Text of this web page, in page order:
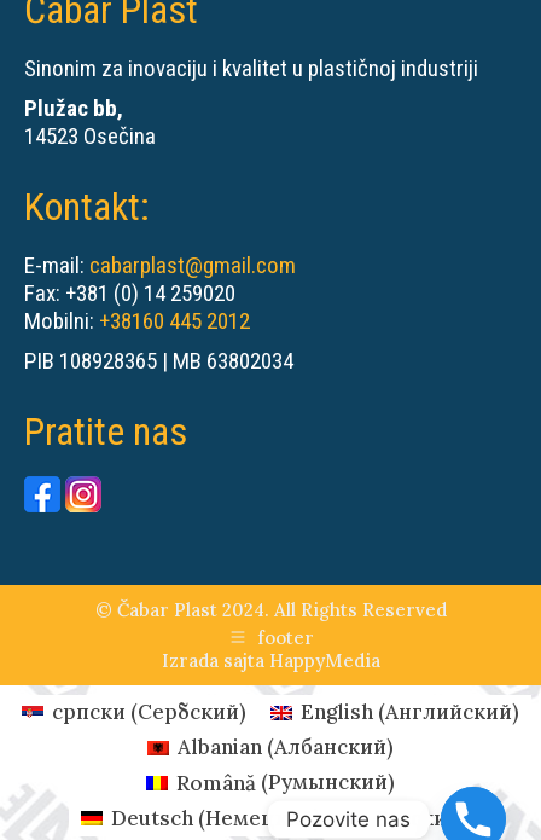
Čabar Plast
Sinonim za inovaciju i kvalitet u plastičnoj industriji
Plužac bb,
14523 Osečina
Kontakt:
E-mail: cabarplast@gmail.com
Fax: +381 (0) 14 259020
Mobilni: +38160 445 2012
PIB 108928365 | MB 63802034
Pratite nas
© Čabar Plast 2024. All Rights Reserved
footer
Izrada sajta HappyMedia
српски (Сербский) English(Английский)
Albanian(Албанский)
Română(Румынский)
Deutsch (Немецкий) Русский
Pozovite nas